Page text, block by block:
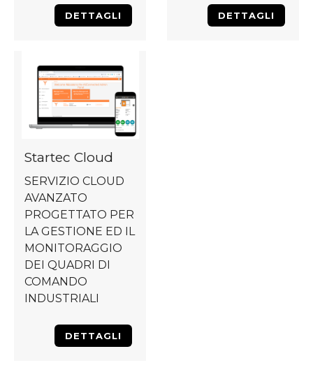
DETTAGLI DETTAGLI
Startec Cloud
SERVIZIO CLOUD
AVANZATO
PROGETTATO PER
LA GESTIONE ED IL
MONITORAGGIO
DEI QUADRI DI
COMANDO
INDUSTRIALI
DETTAGLI